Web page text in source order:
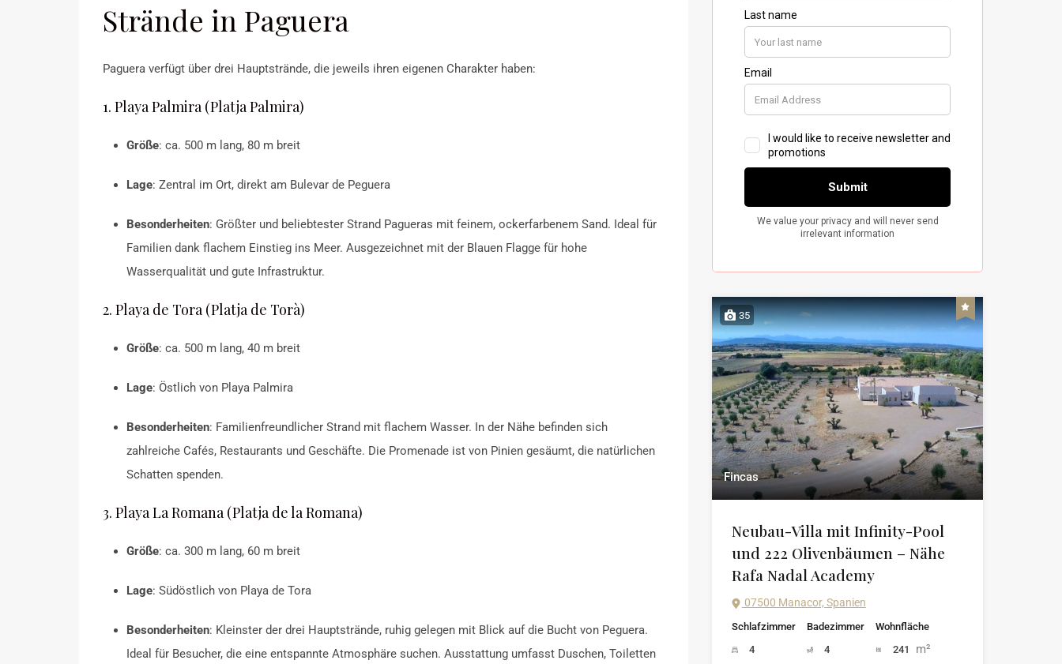
Strände in Paguera
Paguera verfügt über drei Hauptstrände, die jeweils ihren eigenen Charakter haben:
1. Playa Palmira (Platja Palmira)
Größe: ca. 500 m lang, 80 m breit
Lage: Zentral im Ort, direkt am Bulevar de Peguera
Besonderheiten: Größter und beliebtester Strand Pagueras mit feinem, ockerfarbenem Sand. Ideal für
Familien dank flachem Einstieg ins Meer. Ausgezeichnet mit der Blauen Flagge für hohe
Wasserqualität und gute Infrastruktur.
2. Playa de Tora (Platja de Torà)
Größe: ca. 500 m lang, 40 m breit
Lage: Östlich von Playa Palmira
Besonderheiten: Familienfreundlicher Strand mit flachem Wasser. In der Nähe befinden sich
zahlreiche Cafés, Restaurants und Geschäfte. Die Promenade ist von Pinien gesäumt, die natürlichen
Schatten spenden.
3. Playa La Romana (Platja de la Romana)
Größe: ca. 300 m lang, 60 m breit
Lage: Südöstlich von Playa de Tora​
Besonderheiten: Kleinster der drei Hauptstrände, ruhig gelegen mit Blick auf die Bucht von Peguera.
Ideal für Besucher, die eine entspannte Atmosphäre suchen. Ausstattung umfasst Duschen, Toiletten
35
Fincas
Neubau-Villa mit Infinity-Pool
und 222 Olivenbäumen – Nähe
Rafa Nadal Academy
07500 Manacor, Spanien
Schlafzimmer
4
Badezimmer
4
Wohnfläche
241
m²